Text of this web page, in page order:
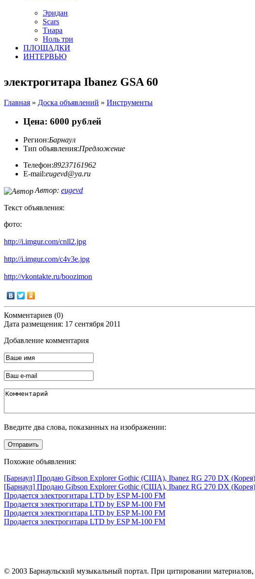
Эридан
Scars
Тиара
Ноль три
ПЛОЩАДКИ
ИНТЕРВЬЮ
электрогитара Ibanez GSA 60
Главная » Доска объявлений » Инструменты
Цена: 6000 рублей
Регион:Барнаул
Тип объявления:Предложение
Телефон:89237161962
E-mail:eugevd@ya.ru
Автор: eugevd
Текст объявления:
фото:
http://i.imgur.com/cnll2.jpg
http://i.imgur.com/c4v3e.jpg
http://vkontakte.ru/boozimon
Комментариев (0)
Дата размещения: 17 сентября 2011
Добавление комментария
Введите два слова, показанных на изображении:
Отправить
Похожие объявления:
[Барнаул] Продаю Gibson Explorer Gothic (США), Ibanez RG 270 DX
[Барнаул] Продаю Gibson Explorer Gothic (США), Ibanez RG 270 DX
Продается электрогитара LTD by ESP M-100 FM
Продается электрогитара LTD by ESP M-100 FM
Продается электрогитара LTD by ESP M-100 FM
Продается электрогитара LTD by ESP M-100 FM
© 2003 Барнаульский музыкальный портал. При цитировании материалов,